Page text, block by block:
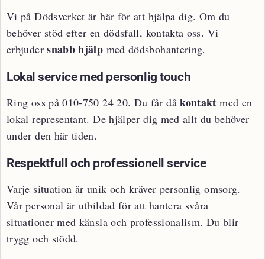
Vi på Dödsverket är här för att hjälpa dig. Om du
behöver stöd efter en dödsfall, kontakta oss. Vi
erbjudersnabb hjälp med dödsbohantering.
Lokal service med personlig touch
Ring oss på 010-750 24 20. Du får dåkontakt med en
lokal representant. De hjälper dig med allt du behöver
under den här tiden.
Respektfull och professionell service
Varje situation är unik och kräver personlig omsorg.
Vår personal är utbildad för att hantera svåra
situationer med känsla och professionalism. Du blir
trygg och stödd.